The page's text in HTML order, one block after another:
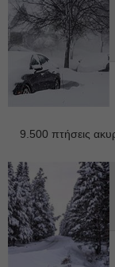
9.500 πτήσεις